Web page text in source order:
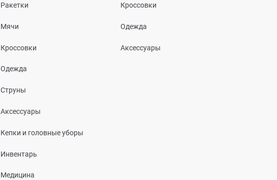
Ракетки
Мячи
Кроссовки
Одежда
Струны
Аксессуары
Кепки и головные уборы
Инвентарь
Медицина
Кроссовки
Одежда
Аксессуары